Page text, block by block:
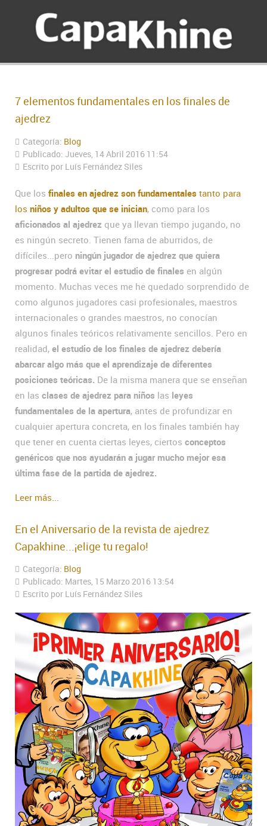
7 elementos fundamentales en los finales de
ajedrez
Categoría: Blog
Publicado: Jueves, 14 Abril 2016 11:54
Escrito por Luís Fernández Siles
Que los finales en ajedrez son fundamentales tanto para
los niños y adultos que se inician, como para los
aficionados al ajedrez que ya llevan tiempo jugando, no
es ningún secreto. Tienen fama de aburridos, de
difíciles...pero ningún jugador de ajedrez que quiera
progresar podrá evitar el estudio de finales en algún
momento. Muchas veces me he quedado sorprendido de
como algunos jugadores casi profesionales, maestros
internacionales o grandes maestros, no conocían
algunos finales teóricos relativamente sencillos. Pero en
realidad, el estudio de los finales de ajedrez debería
abarcar algo más que el aprendizaje de diferentes
posiciones teóricas. De la misma manera que se enseñan
en las clases de ajedrez para niños las leyes
fundamentales de la apertura, antes de profundizar en
cualquier apertura concreta, en los finales también hay
que tener en cuenta ciertas leyes, ciertos conceptos
genéricos que nos ayudarán a jugar mucho mejor esa
última fase de la partida de ajedrez.
Leer más...
En el Aniversario de la revista de ajedrez
Capakhine...¡elige tu regalo!
Categoría: Blog
Publicado: Martes, 15 Marzo 2016 13:54
Escrito por Luís Fernández Siles